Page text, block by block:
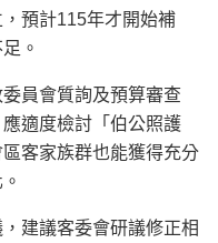
預計115年才開始補
。
員會質詢及預算審查
適度檢討「伯公照護
客家族群也能獲得充分
建議客委會研議修正相